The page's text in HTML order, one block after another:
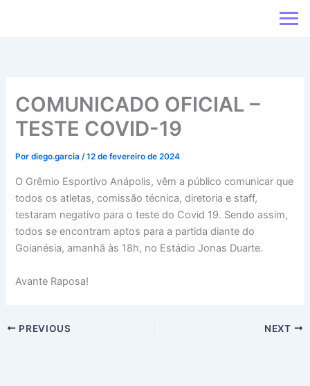
COMUNICADO OFICIAL –
TESTE COVID-19
Pordiego.garcia/12 de fevereiro de 2024
O Grêmio Esportivo Anápolis, vêm a público comunicar que
todos os atletas, comissão técnica, diretoria e staff,
testaram negativo para o teste do Covid 19. Sendo assim,
todos se encontram aptos para a partida diante do
Goianésia, amanhã às 18h, no Estádio Jonas Duarte.
Avante Raposa!
PREVIOUS NEXT